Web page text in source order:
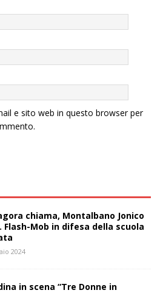
e sito web in questo browser per
chiama, Montalbano Jonico
Flash-Mob in difesa della scuola
2024
in scena “Tre Donne in